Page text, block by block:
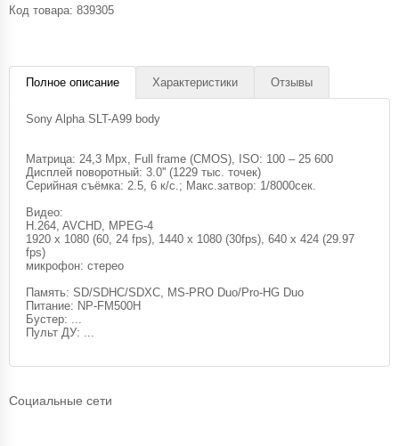
Код товара: 839305
Полное описание Характеристики Отзывы
Sony Alpha SLT-A99 body
Матрица: 24,3 Mpx, Full frame (CMOS), ISO: 100 – 25 600
Дисплей поворотный: 3.0'' (1229 тыс. точек)
Серийная съёмка: 2.5, 6 к/с.; Макс.затвор: 1/8000сек.
Видео:
H.264, AVCHD, MPEG-4
1920 x 1080 (60, 24 fps), 1440 x 1080 (30fps), 640 x 424 (29.97
fps)
микрофон: стерео
Память: SD/SDHC/SDXC, MS-PRO Duo/Pro-HG Duo
Питание: NP-FM500H
Бустер: ...
Пульт ДУ: ...
Социальные сети